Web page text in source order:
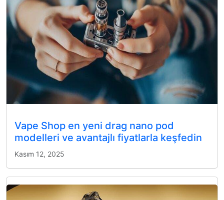
Vape Shop en yeni drag nano pod
modelleri ve avantajlı fiyatlarla keşfedin
Kasım 12, 2025